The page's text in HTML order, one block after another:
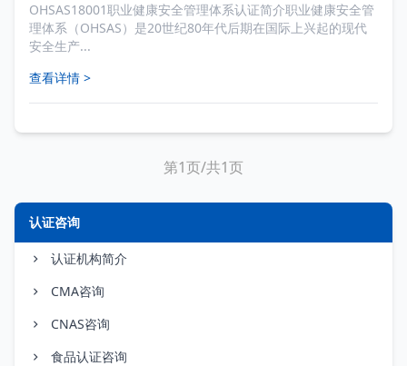
认证咨询
认证机构简介
CMA咨询
CNAS咨询
食品认证咨询
OHSAS18001职业健康安全管理体系认证简介职业健康安全管
理体系（OHSAS）是20世纪80年代后期在国际上兴起的现代
安全生产...
查看详情 >
第1页/共1页